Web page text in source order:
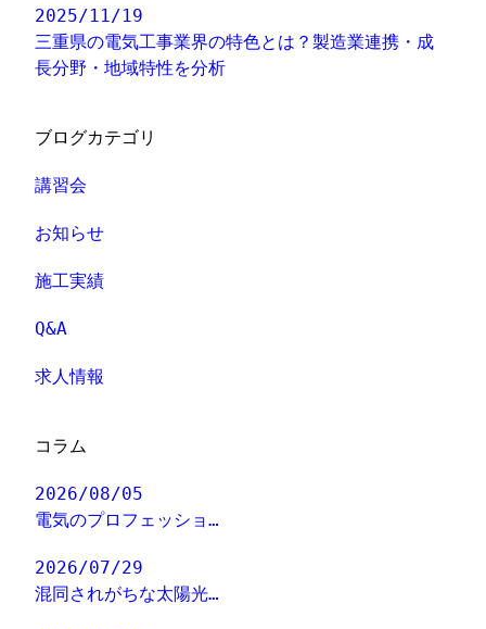
2025/11/19
三重県の電気工事業界の特色とは？製造業連携・成
長分野・地域特性を分析
ブログカテゴリ
講習会
お知らせ
施工実績
Q&A
求人情報
コラム
2026/08/05
電気のプロフェッショ…
2026/07/29
混同されがちな太陽光…